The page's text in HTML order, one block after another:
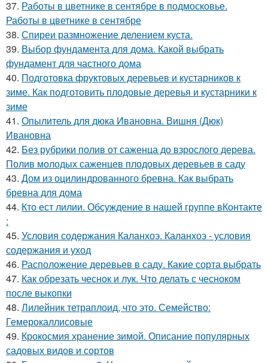
37. Работы в цветнике в сентябре в подмосковье.
Работы в цветнике в сентябре
38. Спиреи размножение делением куста.
39. Выбор фундамента для дома. Какой выбрать
фундамент для частного дома
40. Подготовка фруктовых деревьев и кустарников к
зиме. Как подготовить плодовые деревья и кустарники к
зиме
41. Опылитель для дюка Ивановна. Вишня (Дюк)
Ивановна
42. Без рубрики полив от саженца до взрослого дерева.
Полив молодых саженцев плодовых деревьев в саду
43. Дом из оцилиндрованного бревна. Как выбрать
бревна для дома
44. Кто ест лилии. Обсуждение в нашей группе вКонтакте
:
45. Условия содержания Каланхоэ. Каланхоэ - условия
содержания и уход
46. Расположение деревьев в саду. Какие сорта выбрать
47. Как обрезать чеснок и лук. Что делать с чесноком
после выкопки
48. Лилейник тетраплоид, что это. Семейство:
Гемерокаллисовые
49. Крокосмия хранение зимой. Описание популярных
садовых видов и сортов